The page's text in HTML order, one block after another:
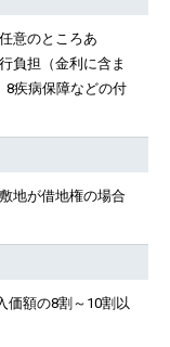
意のところあ
負担（金利に含ま
8疾病保障などの付
地が借地権の場合
価額の8割～10割以